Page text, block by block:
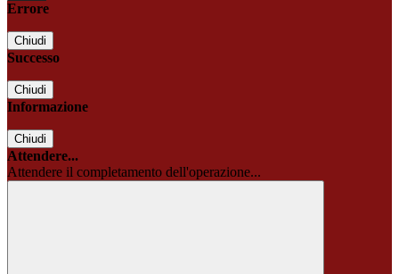
Errore
Chiudi
Successo
Chiudi
Informazione
Chiudi
Attendere...
Attendere il completamento dell'operazione...